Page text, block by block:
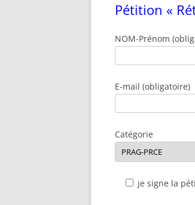
Pétition «
NOM-Prénom
E-mail (obligatoire)
Catégorie
je signe la